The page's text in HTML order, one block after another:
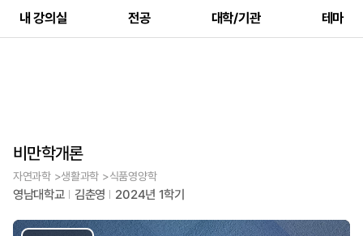
내 강의실 전공 대학/기관 테마
비만학개론
자연과학 >생활과학 >식품영양학
영남대학교 김춘영 2024년 1학기